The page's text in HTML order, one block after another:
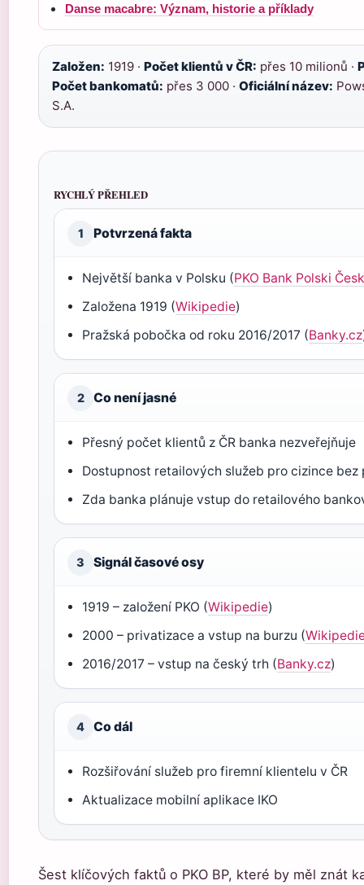
Danse macabre: Význam, historie a příklady
Založen: 1919 · Počet klientů v ČR: přes 10 milionů ·
Počet bankomatů: přes 3 000 · Oficiální název:
S.A.
RYCHLÝ PŘEHLED
1 Potvrzená fakta
Největší banka v Polsku (PKO Bank Polski
Založena 1919 (Wikipedie)
Pražská pobočka od roku 2016/2017 (Banky.cz
2 Co není jasné
Přesný počet klientů z ČR banka nezveřejňuje
Dostupnost retailových služeb pro cizince
Zda banka plánuje vstup do retailového
3 Signál časové osy
1919 – založení PKO (Wikipedie)
2000 – privatizace a vstup na burzu (
2016/2017 – vstup na český trh (Banky.cz)
4 Co dál
Rozšiřování služeb pro firemní klientelu v ČR
Aktualizace mobilní aplikace IKO
Šest klíčových faktů o PKO BP, které by měl znát